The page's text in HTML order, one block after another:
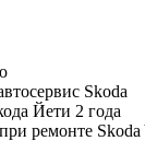
Skoda
Йети 2 года
ремонте Skoda